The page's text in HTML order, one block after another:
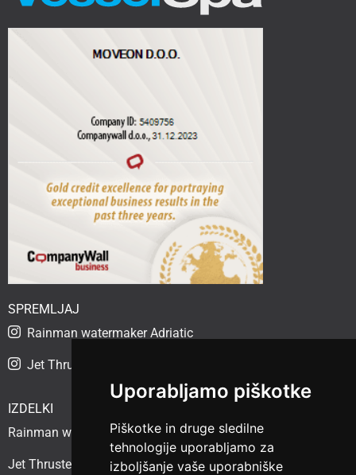
Uporabljamo piškotke
Piškotke in druge sledilne
tehnologije uporabljamo za
izboljšanje vaše uporabniške
SPREMLJAJ
Rainman watermaker Adriatic
Jet Thruster Adriatic
IZDELKI
Rainman watermaker
Jet Thruster